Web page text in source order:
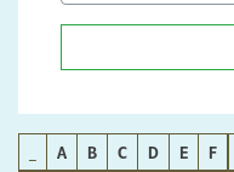
A B C D E F